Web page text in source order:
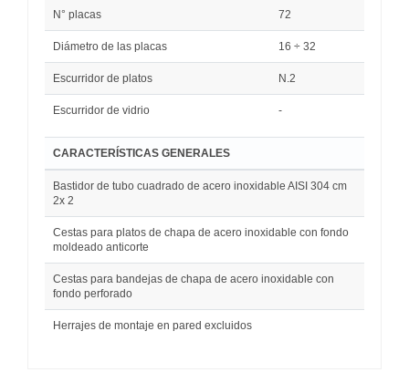
N° placas 72
Diámetro de las placas 16 ÷ 32
Escurridor de platos N.2
Escurridor de vidrio -
CARACTERÍSTICAS GENERALES
Bastidor de tubo cuadrado de acero inoxidable AISI 304 cm
2x 2
Cestas para platos de chapa de acero inoxidable con fondo
moldeado anticorte
Cestas para bandejas de chapa de acero inoxidable con
fondo perforado
Herrajes de montaje en pared excluidos